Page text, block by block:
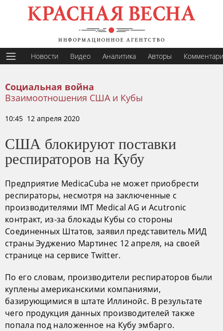
Новости Видео Аналитика Авторы
Социальная война
Взаимоотношения США и Кубы
10:45 12 апреля 2020
США блокируют поставки
респираторов на Кубу
Предприятие MedicaCuba не может приобрести
респираторы, несмотря на заключенные с
производителями IMT Medical AG и Acutronic
контракт, из-за блокады Кубы со стороны
Соединенных Штатов, заявил представитель МИД
страны Эудженио Мартинес 12 апреля, на своей
странице на сервисе Twitter.
По его словам, производители респираторов были
куплены американскими компаниями,
базирующимися в штате Иллинойс. В результате
чего продукция данных производителей также
попала под наложенное на Кубу эмбарго.